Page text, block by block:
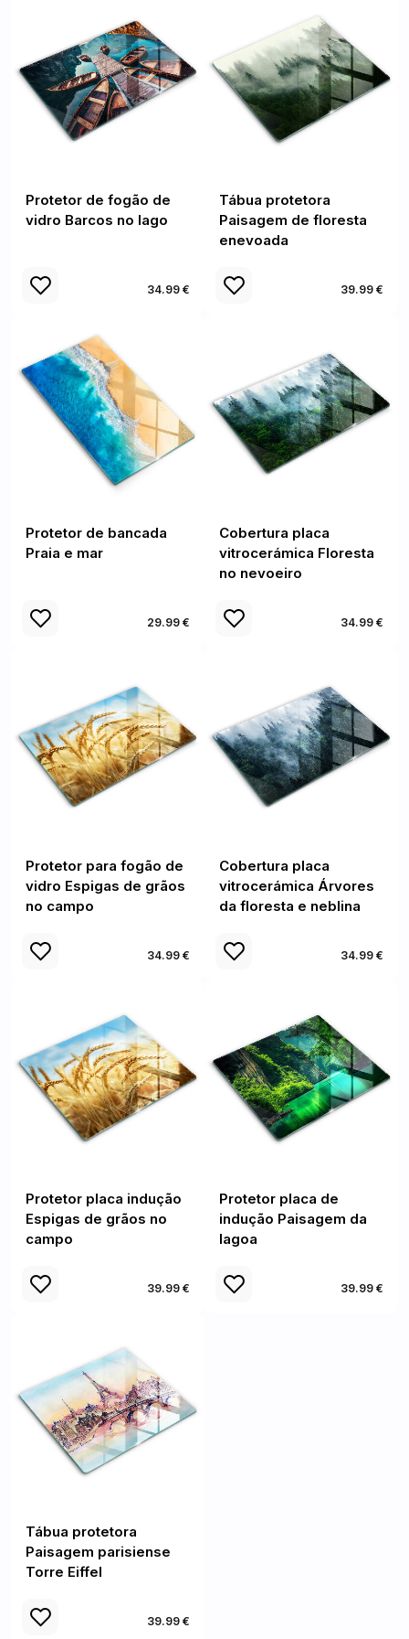
Protetor de fogão de
vidro Barcos no lago
34.99 €
Tábua protetora
Paisagem de floresta
enevoada
39.99 €
Protetor de bancada
Praia e mar
29.99 €
Cobertura placa
vitrocerámica Floresta
no nevoeiro
34.99 €
Protetor para fogão de
vidro Espigas de grãos
no campo
34.99 €
Cobertura placa
vitrocerámica Árvores
da floresta e neblina
34.99 €
Protetor placa indução
Espigas de grãos no
campo
39.99 €
Protetor placa de
indução Paisagem da
lagoa
39.99 €
Tábua protetora
Paisagem parisiense
Torre Eiffel
39.99 €